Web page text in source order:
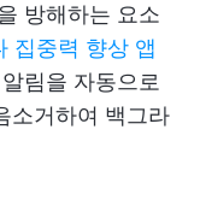
방해하는 요소
집중력 향상 앱
림을 자동으로
소거하여 백그라